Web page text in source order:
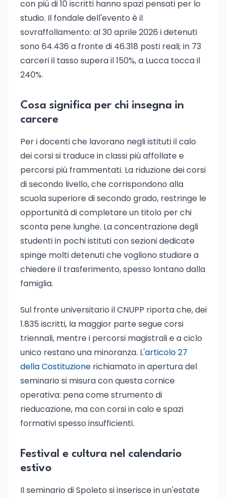
con più di 10 iscritti hanno spazi pensati per lo
studio. Il fondale dell'evento è il
sovraffollamento: al 30 aprile 2026 i detenuti
sono 64.436 a fronte di 46.318 posti reali; in 73
carceri il tasso supera il 150%, a Lucca tocca il
240%.
Cosa significa per chi insegna in
carcere
Per i docenti che lavorano negli istituti il calo
dei corsi si traduce in classi più affollate e
percorsi più frammentati. La riduzione dei corsi
di secondo livello, che corrispondono alla
scuola superiore di secondo grado, restringe le
opportunità di completare un titolo per chi
sconta pene lunghe. La concentrazione degli
studenti in pochi istituti con sezioni dedicate
spinge molti detenuti che vogliono studiare a
chiedere il trasferimento, spesso lontano dalla
famiglia.
Sul fronte universitario il CNUPP riporta che, dei
1.835 iscritti, la maggior parte segue corsi
triennali, mentre i percorsi magistrali e a ciclo
unico restano una minoranza. L'articolo 27
della Costituzione richiamato in apertura del
seminario si misura con questa cornice
operativa: pena come strumento di
rieducazione, ma con corsi in calo e spazi
formativi spesso insufficienti.
Festival e cultura nel calendario
estivo
Il seminario di Spoleto si inserisce in un'estate